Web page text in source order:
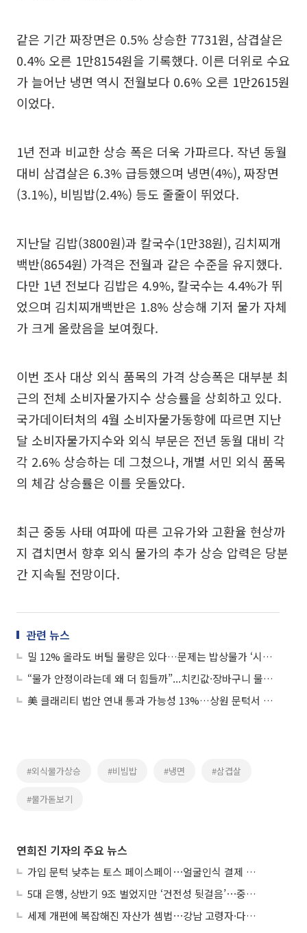
같은 기간 짜장면은 0.5% 상승한 7731원, 삼겹살은
0.4% 오른 1만8154원을 기록했다. 이른 더위로 수요
가 늘어난 냉면 역시 전월보다 0.6% 오른 1만2615원
이었다.
1년 전과 비교한 상승 폭은 더욱 가파르다. 작년 동월
대비 삼겹살은 6.3% 급등했으며 냉면(4%), 짜장면
(3.1%), 비빔밥(2.4%) 등도 줄줄이 뛰었다.
지난달 김밥(3800원)과 칼국수(1만38원), 김치찌개
백반(8654원) 가격은 전월과 같은 수준을 유지했다.
다만 1년 전보다 김밥은 4.9%, 칼국수는 4.4%가 뛰
었으며 김치찌개백반은 1.8% 상승해 기저 물가 자체
가 크게 올랐음을 보여줬다.
이번 조사 대상 외식 품목의 가격 상승폭은 대부분 최
근의 전체 소비자물가지수 상승률을 상회하고 있다.
국가데이터처의 4월 소비자물가동향에 따르면 지난
달 소비자물가지수와 외식 부문은 전년 동월 대비 각
각 2.6% 상승하는 데 그쳤으나, 개별 서민 외식 품목
의 체감 상승률은 이를 웃돌았다.
최근 중동 사태 여파에 따른 고유가와 고환율 현상까
지 겹치면서 향후 외식 물가의 추가 상승 압력은 당분
간 지속될 전망이다.
관련 뉴스
밀 12% 올라도 버틸 물량은 있다…문제는 밥상물가 ‘시차 충격’
“물가 안정이라는데 왜 더 힘들까”...치킨값·장바구니 물가 안 내려가는 이유
美 클래리티 법안 연내 통과 가능성 13%…상원 문턱서 제동
#외식물가상승 #비빔밥 #냉면 #삼겹살
#물가돋보기
연희진 기자의 주요 뉴스
가입 문턱 낮추는 토스 페이스페이⋯얼굴인식 결제 확산 속도낸다
5대 은행, 상반기 9조 벌었지만 ‘건전성 뒷걸음’⋯중기대출 문턱 높아지나
세제 개편에 복잡해진 자산가 셈법⋯강남 고령자·다주택자 ‘자산재편 고심’